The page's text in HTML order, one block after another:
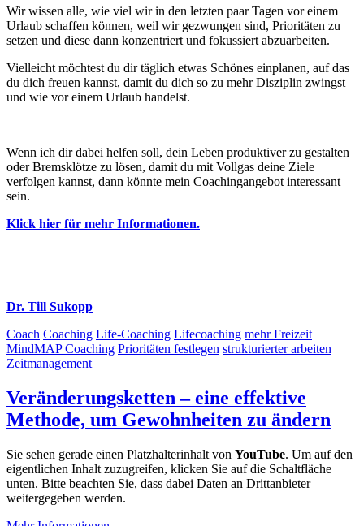
Wir wissen alle, wie viel wir in den letzten paar Tagen vor einem
Urlaub schaffen können, weil wir gezwungen sind, Prioritäten zu
setzen und diese dann konzentriert und fokussiert abzuarbeiten.
Vielleicht möchtest du dir täglich etwas Schönes einplanen, auf das
du dich freuen kannst, damit du dich so zu mehr Disziplin zwingst
und wie vor einem Urlaub handelst.
Wenn ich dir dabei helfen soll, dein Leben produktiver zu gestalten
oder Bremsklötze zu lösen, damit du mit Vollgas deine Ziele
verfolgen kannst, dann könnte mein Coachingangebot interessant
sein.
Klick hier für mehr Informationen.
Dr. Till Sukopp
Coach Coaching Life-Coaching Lifecoaching mehr Freizeit
MindMAP Coaching Prioritäten festlegen strukturierter arbeiten
Zeitmanagement
Veränderungsketten – eine effektive
Methode, um Gewohnheiten zu ändern
Sie sehen gerade einen Platzhalterinhalt von YouTube. Um auf den
eigentlichen Inhalt zuzugreifen, klicken Sie auf die Schaltfläche
unten. Bitte beachten Sie, dass dabei Daten an Drittanbieter
weitergegeben werden.